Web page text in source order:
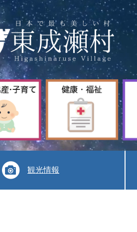
結
婚
出
産
子
育
て
健
康
福
祉
観光情報